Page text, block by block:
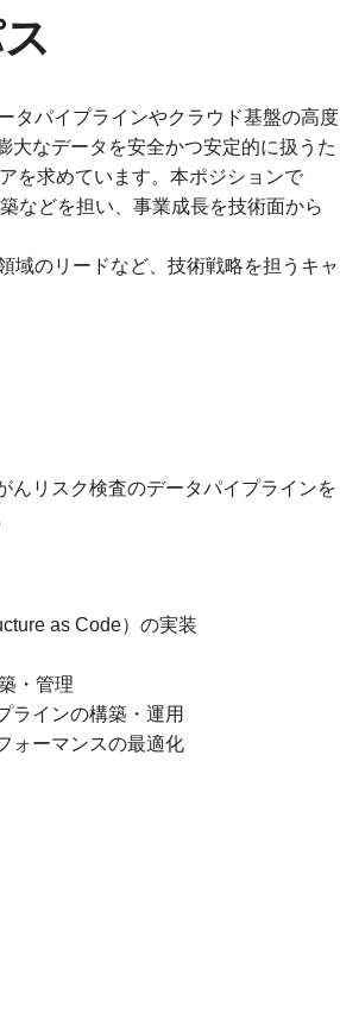
タパイプラインやクラウド基盤の高度
大なデータを安全かつ安定的に扱うた
を求めています。本ポジションで
などを担い、事業成長を技術面から
域のリードなど、技術戦略を担うキャ
んリスク検査のデータパイプラインを
as Code）の実装
・管理
ラインの構築・運用
ォーマンスの最適化